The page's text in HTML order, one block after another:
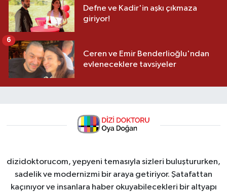
Defne ve Kadir'in aşkı çıkmaza
giriyor!
Ceren ve Emir Benderlioğlu'ndan
evleneceklere tavsiyeler
6
dizidoktorucom, yepyeni temasıyla sizleri buluştururken,
sadelik ve modernizmi bir araya getiriyor. Şatafattan
kaçınıyor ve insanlara haber okuyabilecekleri bir altyapı